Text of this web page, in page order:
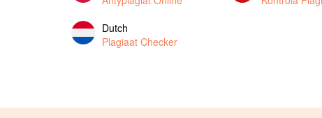
Dutch
Plagiaat Checker